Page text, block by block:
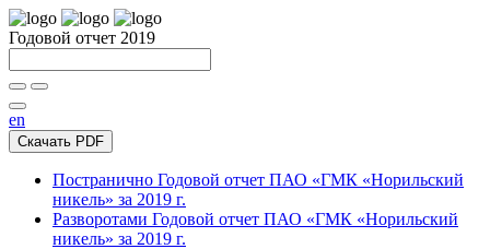
Годовой отчет 2019
en
Скачать PDF
Постранично Годовой отчет ПАО «ГМК «Норильский
никель» за 2019 г.
Разворотами Годовой отчет ПАО «ГМК «Норильский
никель» за 2019 г.